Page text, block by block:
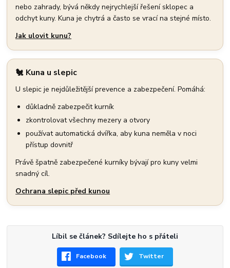
nebo zahrady, bývá někdy nejrychlejší řešení sklopec a
odchyt kuny. Kuna je chytrá a často se vrací na stejné místo.
Jak ulovit kunu?
🐔 Kuna u slepic
U slepic je nejdůležitější prevence a zabezpečení. Pomáhá:
důkladně zabezpečit kurník
zkontrolovat všechny mezery a otvory
používat automatická dvířka, aby kuna neměla v noci
přístup dovnitř
Právě špatně zabezpečené kurníky bývají pro kuny velmi
snadný cíl.
Ochrana slepic před kunou
Líbil se článek? Sdílejte ho s přáteli
Facebook Twitter